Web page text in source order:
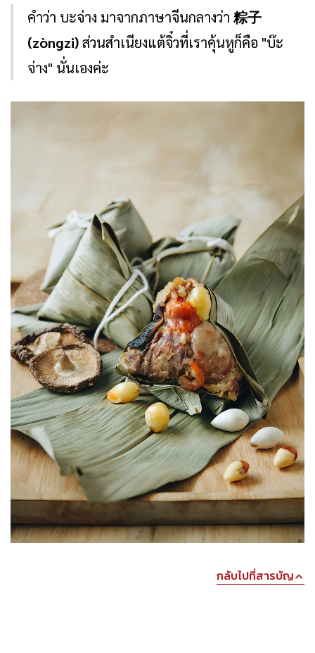
คำว่า บะจ่าง มาจากภาษาจีนกลางว่า 粽子
(zòngzi)ส่วนสำเนียงแต้จิ๋วที่เราคุ้นหูก็คือ "บ๊ะ
จ่าง" นั่นเองค่ะ
กลับไปที่สารบัญ